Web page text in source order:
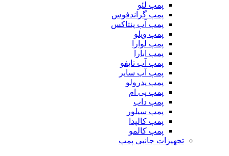
پمپ لئو
پمپ گراندفوس
پمپ آب پنتاکس
پمپ ویلو
پمپ لوارا
پمپ ابارا
پمپ آب تایفو
پمپ آب سایر
پمپ پدرولو
پمپ پی ام
پمپ داب
پمپ سیلور
پمپ کالپدا
پمپ کالمو
تجهیزات جانبی پمپ